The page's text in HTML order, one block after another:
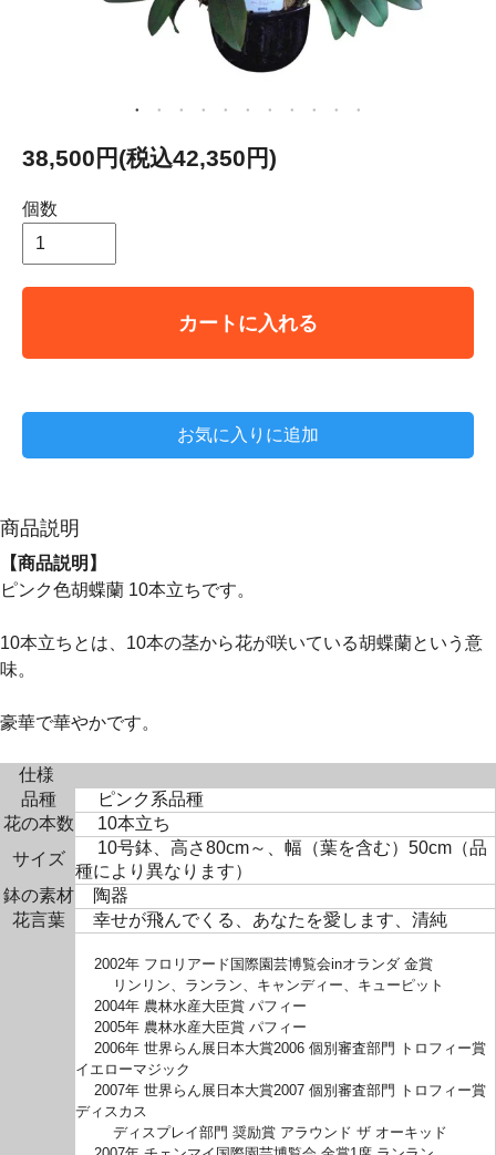
38,500円(税込42,350円)
個数
カートに入れる
お気に入りに追加
商品説明
【商品説明】
ピンク色胡蝶蘭 10本立ちです。
10本立ちとは、10本の茎から花が咲いている胡蝶蘭という意
味。
豪華で華やかです。
仕様
品種
ピンク系品種
花の本数
10本立ち
サイズ
10号鉢、高さ80cm～、幅（葉を含む）50cm（品
種により異なります）
鉢の素材 陶器
花言葉
幸せが飛んでくる、あなたを愛します、清純
2002年 フロリアード国際園芸博覧会inオランダ 金賞
リンリン、ランラン、キャンディー、キューピット
2004年 農林水産大臣賞 パフィー
2005年 農林水産大臣賞 パフィー
2006年 世界らん展日本大賞2006 個別審査部門 トロフィー賞
イエローマジック
2007年 世界らん展日本大賞2007 個別審査部門 トロフィー賞
ディスカス
ディスプレイ部門 奨励賞 アラウンド ザ オーキッド